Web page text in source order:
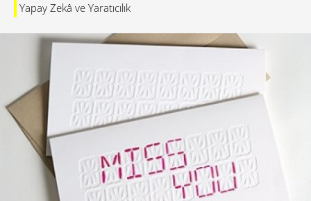
Yapay Zekâ ve Yaratıcılık